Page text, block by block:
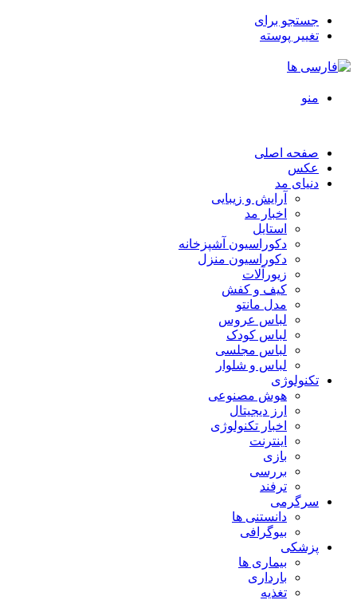
جستجو برای
تغییر پوسته
منو
صفحه اصلی
عکس
دنیای مد
آرایش و زیبایی
اخبار مد
استایل
دکوراسیون آشپزخانه
دکوراسیون منزل
زیورآلات
کیف و کفش
مدل مانتو
لباس عروس
لباس کودک
لباس مجلسی
لباس و شلوار
تکنولوژی
هوش مصنوعی
ارز دیجیتال
اخبار تکنولوژی
اینترنت
بازی
بررسی
ترفند
سرگرمی
دانستنی ها
بیوگرافی
پزشکی
بیماری ها
بارداری
تغذیه